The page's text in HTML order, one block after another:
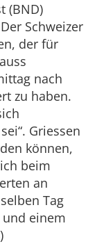
(BND)
Schweizer
der für
nach
zu haben.
Griessen
können,
beim
an
Tag
einem